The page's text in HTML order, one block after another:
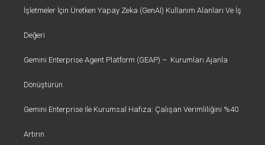
İşletmeler İçin Üretken Yapay Zeka (GenAI) Kullanım Alanları Ve İş
Değeri
Gemini Enterprise Agent Platform (GEAP) – Kurumları Ajanla
Dönüştürün
Gemini Enterprise Ile Kurumsal Hafıza: Çalışan Verimliliğini %40
Artırın